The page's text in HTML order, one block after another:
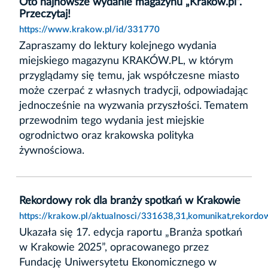
Oto najnowsze wydanie magazynu „Kraków.pl”.
Przeczytaj!
https://www.krakow.pl/id/331770
Zapraszamy do lektury kolejnego wydania
miejskiego magazynu KRAKÓW.PL, w którym
przyglądamy się temu, jak współczesne miasto
może czerpać z własnych tradycji, odpowiadając
jednocześnie na wyzwania przyszłości. Tematem
przewodnim tego wydania jest miejskie
ogrodnictwo oraz krakowska polityka
żywnościowa.
Rekordowy rok dla branży spotkań w Krakowie
https://krakow.pl/aktualnosci/
Ukazała się 17. edycja raportu „Branża spotkań
w Krakowie 2025”, opracowanego przez
Fundację Uniwersytetu Ekonomicznego w